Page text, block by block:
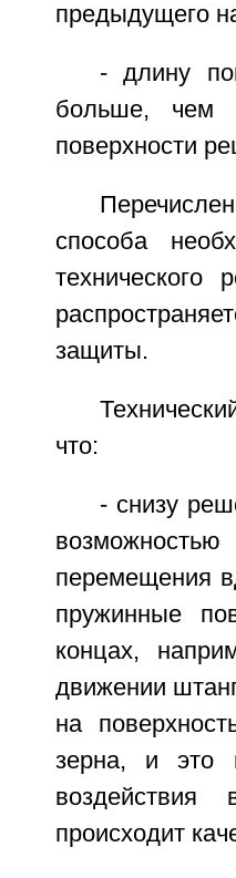
предыдущего
- длину
больше, чем
поверхности
способа
технического
защиты.
что:
- снизу
перемещения
пружинные
концах,
движении
на
зерна, и это
происходит